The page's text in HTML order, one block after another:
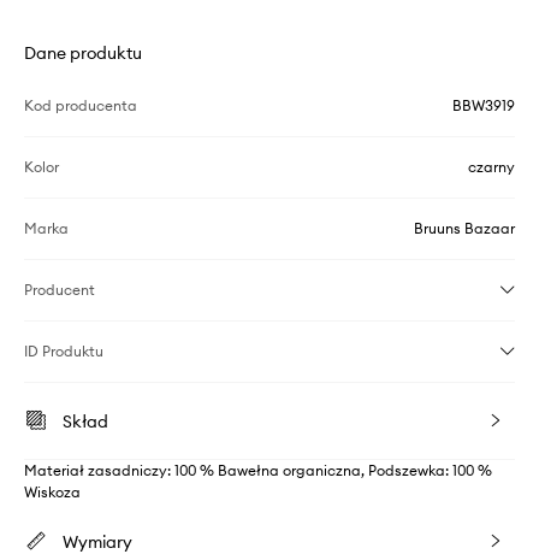
Dane produktu
Kod producenta BBW3919
Kolor czarny
Marka Bruuns Bazaar
Producent
ID Produktu
Skład
Materiał zasadniczy: 100 % Bawełna organiczna, Podszewka: 100 %
Wiskoza
Wymiary